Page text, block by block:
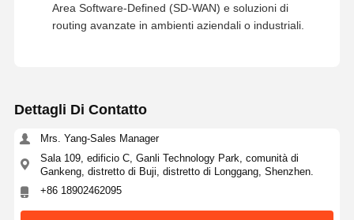
Area Software-Defined (SD-WAN) e soluzioni di
routing avanzate in ambienti aziendali o industriali.
Dettagli Di Contatto
Mrs. Yang-Sales Manager
Sala 109, edificio C, Ganli Technology Park, comunità di
Gankeng, distretto di Buji, distretto di Longgang, Shenzhen.
+86 18902462095